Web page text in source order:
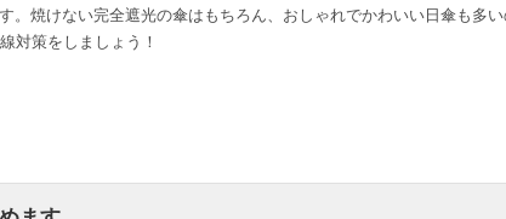
。焼けない完全遮光の傘はもちろん、おしゃれでかわいい日傘も多
対策をしましょう！